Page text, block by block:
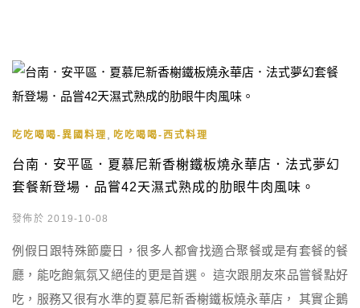
吃吃喝喝-異國料理 吃吃喝喝-西式料理
台南．安平區．夏慕尼新香榭鐵板燒永華店．法式夢幻
套餐新登場．品嘗42天濕式熟成的肋眼牛肉風味。
發佈於 2019-10-08
例假日跟特殊節慶日，很多人都會找適合聚餐或是有套餐的餐
廳，能吃飽氣氛又絕佳的更是首選。 這次跟朋友來品嘗餐點好
吃，服務又很有水準的夏慕尼新香榭鐵板燒永華店， 其實企鵝